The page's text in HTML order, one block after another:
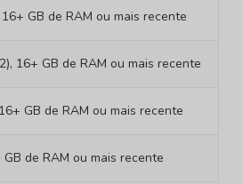
GB de RAM ou mais recente
16+ GB de RAM ou mais recente
GB de RAM ou mais recente
de RAM ou mais recente